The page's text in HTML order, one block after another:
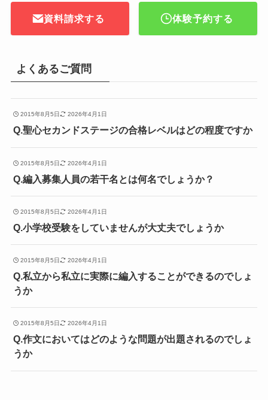
資料請求する 体験予約する
よくあるご質問
2015年8月5日 2026年4月1日
Q.聖心セカンドステージの合格レベルはどの程度ですか
2015年8月5日 2026年4月1日
Q.編入募集人員の若干名とは何名でしょうか？
2015年8月5日 2026年4月1日
Q.小学校受験をしていませんが大丈夫でしょうか
2015年8月5日 2026年4月1日
Q.私立から私立に実際に編入することができるのでしょ
うか
2015年8月5日 2026年4月1日
Q.作文においてはどのような問題が出題されるのでしょ
うか